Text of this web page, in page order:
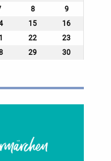
8
9
15
16
22
23
29
30